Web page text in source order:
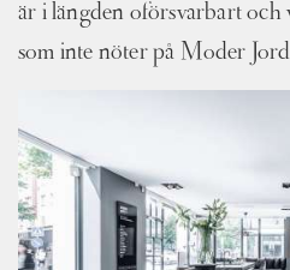
är i längden oförsvarbart och
som inte nöter på Moder